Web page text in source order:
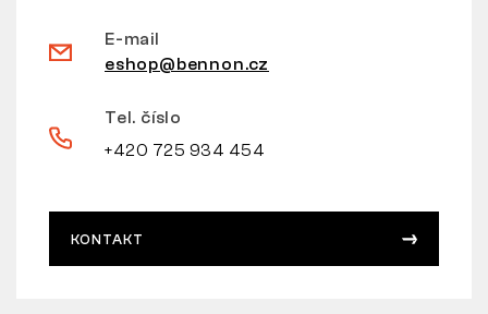
E-mail
eshop@bennon.cz
Tel. číslo
+420 725 934 454
KONTAKT